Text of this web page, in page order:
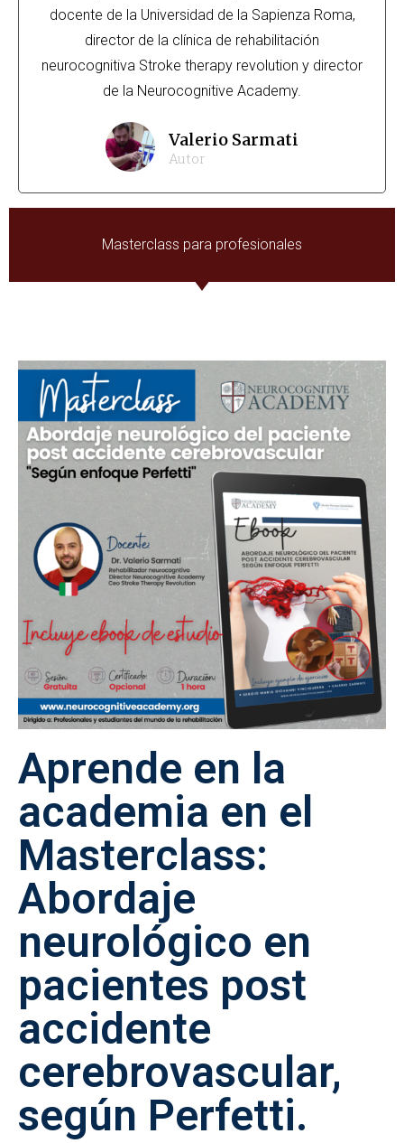
docente de la Universidad de la Sapienza Roma,
director de la clínica de rehabilitación
neurocognitiva Stroke therapy revolution y director
de la Neurocognitive Academy.
Valerio Sarmati
Autor
Masterclass para profesionales
Aprende en la
academia en el
Masterclass:
Abordaje
neurológico en
pacientes post
accidente
cerebrovascular,
según Perfetti.